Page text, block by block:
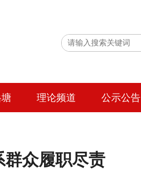
理论频道 公示公告
众履职尽责